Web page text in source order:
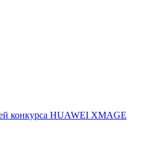
конкурса HUAWEI XMAGE